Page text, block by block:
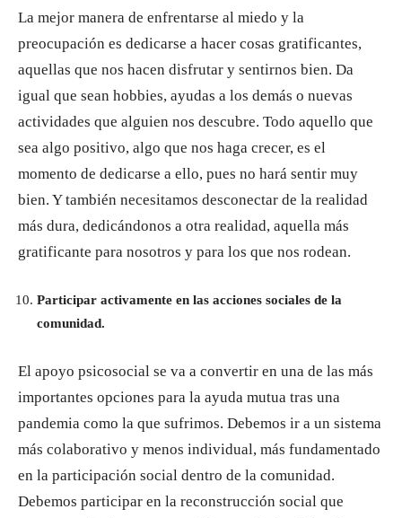
La mejor manera de enfrentarse al miedo y la
preocupación es dedicarse a hacer cosas gratificantes,
aquellas que nos hacen disfrutar y sentirnos bien. Da
igual que sean hobbies, ayudas a los demás o nuevas
actividades que alguien nos descubre. Todo aquello que
sea algo positivo, algo que nos haga crecer, es el
momento de dedicarse a ello, pues no hará sentir muy
bien. Y también necesitamos desconectar de la realidad
más dura, dedicándonos a otra realidad, aquella más
gratificante para nosotros y para los que nos rodean.
Participar activamente en las acciones sociales de la
comunidad.
El apoyo psicosocial se va a convertir en una de las más
importantes opciones para la ayuda mutua tras una
pandemia como la que sufrimos. Debemos ir a un sistema
más colaborativo y menos individual, más fundamentado
en la participación social dentro de la comunidad.
Debemos participar en la reconstrucción social que